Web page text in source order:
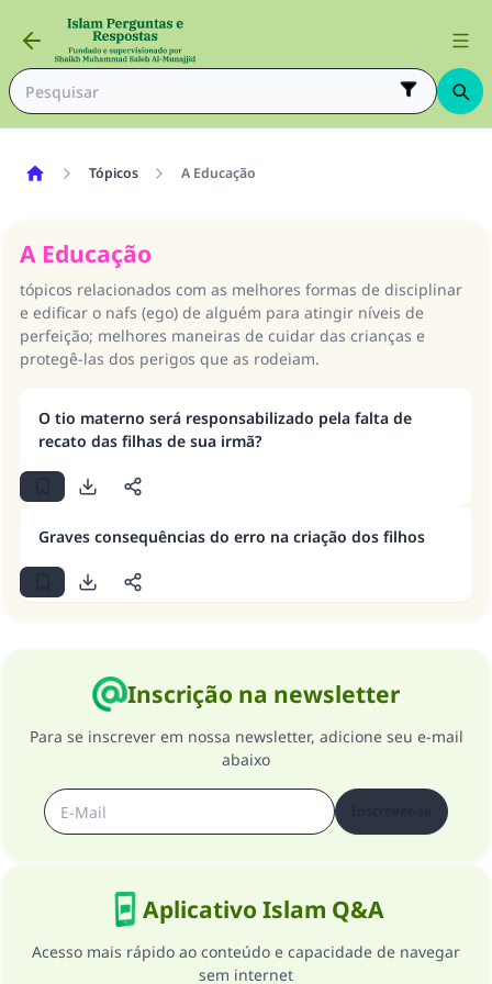
Tópicos A Educação
A Educação
tópicos relacionados com as melhores formas de disciplinar
e edificar o nafs (ego) de alguém para atingir níveis de
perfeição; melhores maneiras de cuidar das crianças e
protegê-las dos perigos que as rodeiam.
O tio materno será responsabilizado pela falta de
recato das filhas de sua irmã?
Graves consequências do erro na criação dos filhos
Inscrição na newsletter
Para se inscrever em nossa newsletter, adicione seu e-mail
abaixo
Aplicativo Islam Q&A
Acesso mais rápido ao conteúdo e capacidade de navegar
sem internet
A resposta n° 110845 salvou um
casamento.
Ajude-nos a responder à Ummah
"Quem quer que incentive outros a fazer o
que é bom receberá a mesma recompensa
que aqueles que o fazem."
(MUSLIM, 1893)